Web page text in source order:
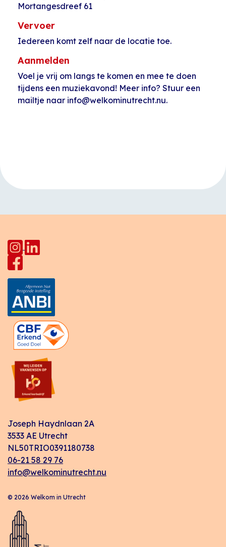
Mortangesdreef 61
Vervoer
Iedereen komt zelf naar de locatie toe.
Aanmelden
Voel je vrij om langs te komen en mee te doen
tijdens een muziekavond! Meer info? Stuur een
mailtje naar info@welkominutrecht.nu.
Joseph Haydnlaan 2A
3533 AE Utrecht
NL50TRIO0391180738
06-21 58 29 76
info@welkominutrecht.nu
© 2026 Welkom in Utrecht